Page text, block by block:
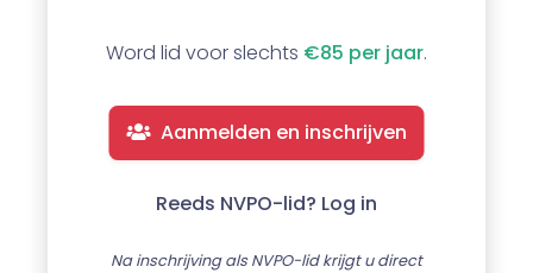
Word lid voor slechts €85 per jaar.
Aanmelden en inschrijven
Reeds NVPO-lid? Log in
Na inschrijving als NVPO-lid krijgt u direct